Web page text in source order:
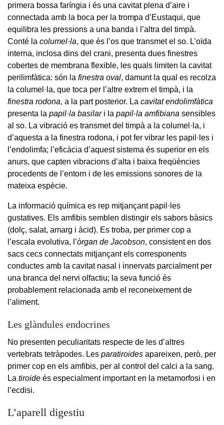
primera bossa faríngia i és una cavitat plena d’aire i
connectada amb la boca per la trompa d’Eustaqui, que
equilibra les pressions a una banda i l’altra del timpà.
Conté la columel·la, que és l’os que transmet el so. L’oïda
interna, inclosa dins del crani, presenta dues finestres
cobertes de membrana flexible, les quals limiten la cavitat
perilimfàtica: són la finestra oval, damunt la qual es recolza
la columel·la, que toca per l’altre extrem el timpà, i la
finestra rodona, a la part posterior. La cavitat endolimfàtica
presenta la papil·la basilari la papil·la amfibiana sensibles
al so. La vibració es transmet del timpà a la columel·la, i
d’aquesta a la finestra rodona, i pot fer vibrar les papil·les i
l’endolimfa; l’eficàcia d’aquest sistema és superior en els
anurs, que capten vibracions d’alta i baixa freqüències
procedents de l’entorn i de les emissions sonores de la
mateixa espècie.
La informació química es rep mitjançant papil·les
gustatives. Els amfibis semblen distingir els sabors bàsics
(dolç, salat, amarg i àcid). Es troba, per primer cop a
l’escala evolutiva, l’òrgan de Jacobson, consistent en dos
sacs cecs connectats mitjançant els corresponents
conductes amb la cavitat nasal i innervats parcialment per
una branca del nervi olfactiu; la seva funció és
probablement relacionada amb el reconeixement de
l’aliment.
Les glàndules endocrines
No presenten peculiaritats respecte de les d’altres
vertebrats tetràpodes. Les paratiroides apareixen, però, per
primer cop en els amfibis, per al control del calci a la sang.
La tiroide és especialment important en la metamorfosi i en
l’ecdisi.
L’aparell digestiu